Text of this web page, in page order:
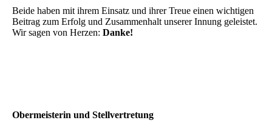
Beide haben mit ihrem Einsatz und ihrer Treue einen wichtigen
Beitrag zum Erfolg und Zusammenhalt unserer Innung geleistet.
Wir sagen von Herzen: Danke!
Obermeisterin und Stellvertretung